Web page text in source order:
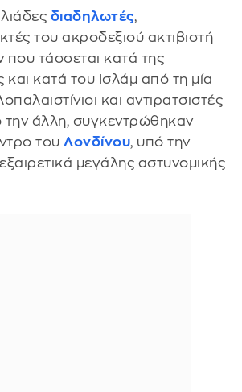
διαδηλωτές,
του ακροδεξιού ακτιβιστή
που τάσσεται κατά της
και κατά του Ισλάμ από τη μία
και αντιρατσιστές
την άλλη, συγκεντρώθηκαν
του Λονδίνου, υπό την
μεγάλης αστυνομικής